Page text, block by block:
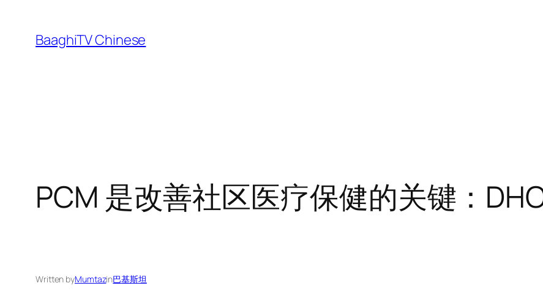
content
BaaghiTV Chinese
PCM 是改善社区医疗保健的关键：
Written byMumtazin巴基斯坦